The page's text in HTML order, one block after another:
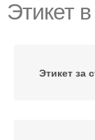
Этикет
Этикет за